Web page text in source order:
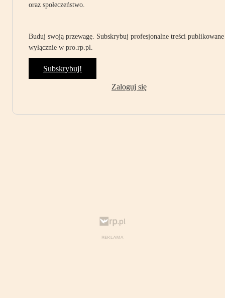
oraz społeczeństwo.
Buduj swoją przewagę. Subskrybuj profesjonalne treści publikowane
wyłącznie w pro.rp.pl.
Subskrybuj!
Zaloguj się